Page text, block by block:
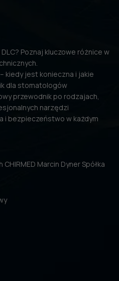
Poznaj kluczowe różnice w
kiedy jest konieczna i jakie
dla stomatologów
przewodnik po rodzajach,
narzędzi
i bezpieczeństwo w każdym
Marcin Dyner Spółka